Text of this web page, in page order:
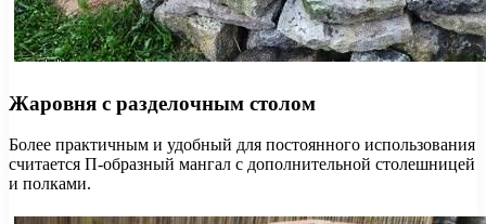
Жаровня с разделочным столом
Более практичным и удобный для постоянного использования
считается П-образный мангал с дополнительной столешницей
и полками.